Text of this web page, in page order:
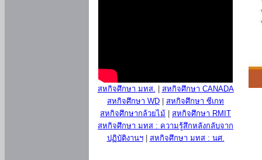
สหกิจศึกษา มทส.
สหกิจศึกษา CANADA
สหกิจศึกษา WD
สหกิจศึกษา ซีเกท
สหกิจศึกษากล้วยไม้
สหกิจศึกษา RMIT
สหกิจศึกษา มทส : ความรู้สึกหลังกลับจาก
ปฏิบัติงานฯ| สหกิจศึกษา มทส : นศ.